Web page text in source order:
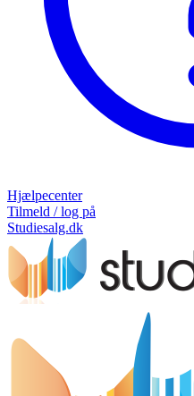
Hjælpecenter
Tilmeld / log på
Studiesalg.dk